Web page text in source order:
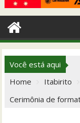
Você está aqui
Home
Itabirito
Cerimônia de